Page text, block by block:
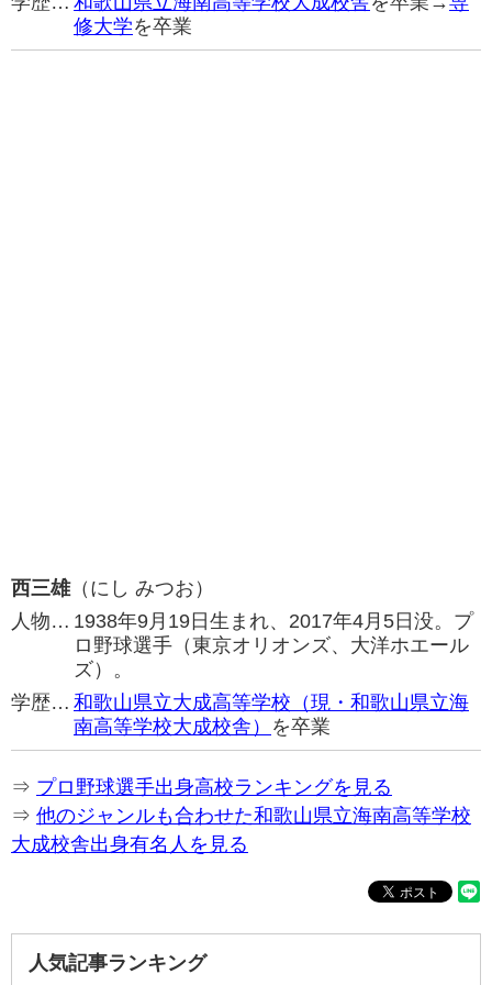
修大学を卒業
西三雄（にし みつお）
人物… 1938年9月19日生まれ、2017年4月5日没。プ
ロ野球選手（東京オリオンズ、大洋ホエール
ズ）。
学歴… 和歌山県立大成高等学校（現・和歌山県立海
南高等学校大成校舎） を卒業
⇒ プロ野球選手出身高校ランキングを見る
⇒ 他のジャンルも合わせた和歌山県立海南高等学校
大成校舎出身有名人を見る
人気記事ランキング